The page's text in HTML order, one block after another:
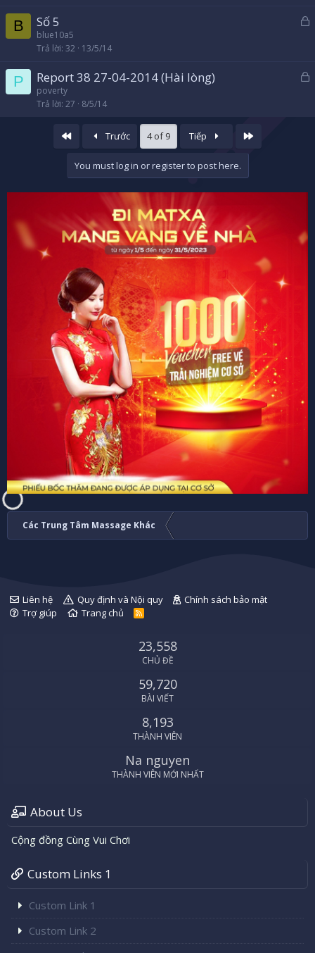
ó
B
ó
Số 5
blue10a5
Trả lời 32 13/5/14
P Report 38 27-04-2014 (Hài lòng)
poverty
Trả lời 27 8/5/14
Trước 4 of 9 Tiếp
You must log in or register to post here.
Các Trung Tâm Massage Khác
Liên hệ Quy định và Nội quy
Chính sách bảo mật
Trợ giúp
Trang chủ
R
23,558
CHỦ ĐỀ
59,720
BÀI VIẾT
8,193
THÀNH VIÊN
Na nguyen
THÀNH VIÊN MỚI NHẤT
About Us
Cộng đồng Cùng Vui Chơi
Custom Links 1
Custom Link 1
Custom Link 2